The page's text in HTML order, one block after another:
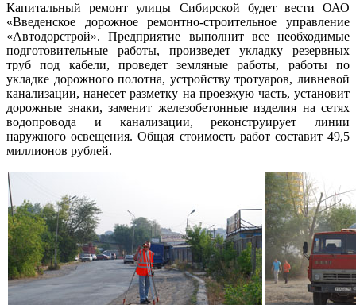
Капитальный ремонт улицы Сибирской будет вести ОАО
«Введенское дорожное ремонтно-строительное управление
«Автодорстрой».Предприятие выполнит все необходимые
подготовительные работы, произведетукладку резервных
труб под кабели, проведет земляные работы, работы по
укладке дорожного полотна, устройству тротуаров, ливневой
канализации, нанесетразметку на проезжую часть, установит
дорожные знаки, заменит железобетонные изделия на сетях
водопровода и канализации, реконструирует линии
наружного освещения. Общая стоимость работ составит 49,5
миллионов рублей.